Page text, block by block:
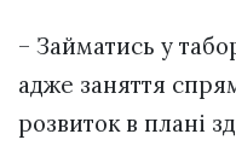
– Займатись у
адже заняття
розвиток в плані